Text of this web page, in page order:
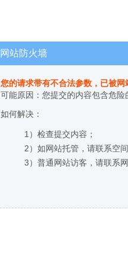
网站防火墙
您的请求带有不合法参数，已被网
可能原因：您提交的内容包含危险
如何解决：
1）检查提交内容；
2）如网站托管，请联系空
3）普通网站访客，请联系